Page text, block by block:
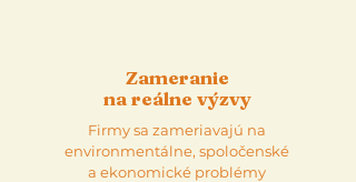
Zameranie
na reálne výzvy
Firmy sa zameriavajú na
environmentálne, spoločenské
a ekonomické problémy